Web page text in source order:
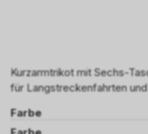
Kurzarmtrikot mit Sechs-
für Langstreckenfahrten
Farbe